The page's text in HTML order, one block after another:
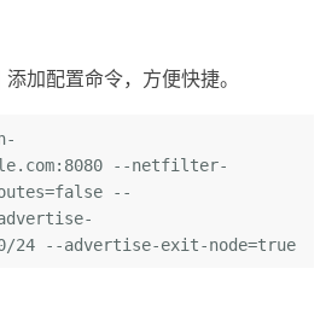
添加配置命令，方便快捷。
--netfilter-
false --
24 --advertise-exit-node=true